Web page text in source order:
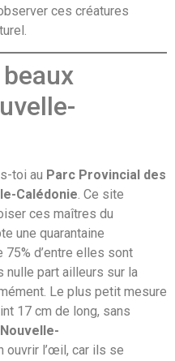
ces créatures
toi au Parc Provincial des
Calédonie. Ce site
ces maîtres du
une quarantaine
d’entre elles sont
nulle part ailleurs sur la
Le plus petit mesure
17 cm de long, sans
ouvrir l’œil, car ils se